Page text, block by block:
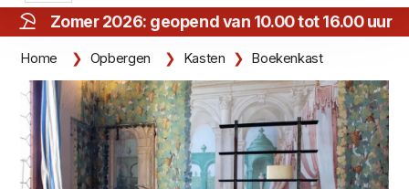
Zomer 2026: geopend van 10.00 tot 16.00 uur
Home Opbergen Kasten Boekenkast